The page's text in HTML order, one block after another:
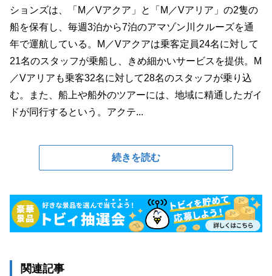
ションズは、「M／Vアクア」と「M／Vアリア」の2隻の
船を保有し、毎週3泊から7泊のアマゾン川クルーズを通
年で運航している。M／Vアクアは乗客定員24名に対して
21名のスタッフが乗船し、きめ細かいサービスを提供。M
／Vアリアも乗客32名に対して28名のスタッフが乗り込
む。また、船上や船外のツアーには、地域に精通したガイ
ドが同行するという。アクテ...
続きを読む
関連記事